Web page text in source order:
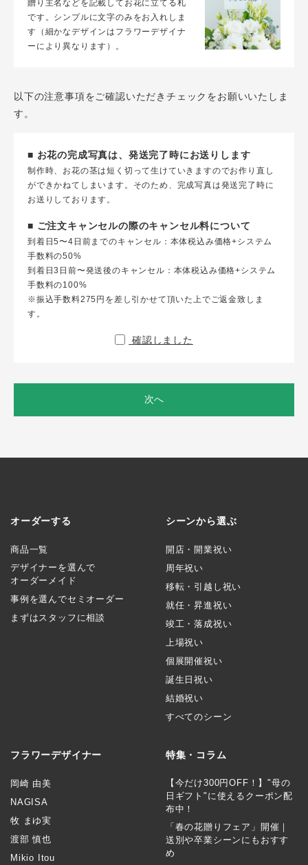
贈り主名などを記載してお花に立てる札
です。シンプルに文字のみをお入れしま
す（細かなデザインはフラワーデザイナ
ーにより異なります）。
以下の注意事項をご確認いただきチェックをお願いいたしま
す。
■ お花の完成写真は、発送完了時にお送りします
制作時、お花の茎は短く切って生けていきますのでお作り直し
ができかねてしまいます。そのため、完成写真は発送完了時に
お送りしております。
■ ご注文キャンセルの際のキャンセル料について
到着日5〜4日前までのキャンセル：本体税込み価格+システム
手数料の50%
到着日3日前〜発送後のキャンセル：本体税込み価格+システム
手数料の100%
※振込手数料275円を差し引かせて頂いた上でご返金致しま
す。
確認しました
次へ
オーダーする
商品一覧
デザイナーを選んで
オーダーメイド
事例を選んでセミオーダー
まずはスタッフに相談
シーンから選ぶ
開店・開業祝い
周年祝い
移転・引越し祝い
就任・昇進祝い
竣工・落成祝い
上場祝い
個展開催祝い
誕生日祝い
結婚祝い
すべてのシーン
フラワーデザイナー
岡崎 由美
NAGISA
牧 まゆ実
渡部 慎也
Mikio Itou
特集・コラム
【今だけ300円OFF！】"母の
日ギフト"に使えるクーポン配
布中！
「春の花贈りフェア」開催｜
送別や卒業シーンにもおすす
め